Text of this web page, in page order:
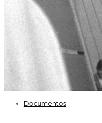
Documentos